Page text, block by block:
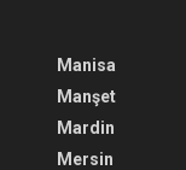
Manisa
Manşet
Mardin
Mersin